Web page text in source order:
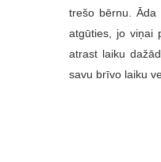
trešo bērnu. Āda
atgūties, jo viņai
atrast laiku
savu brīvo laiku